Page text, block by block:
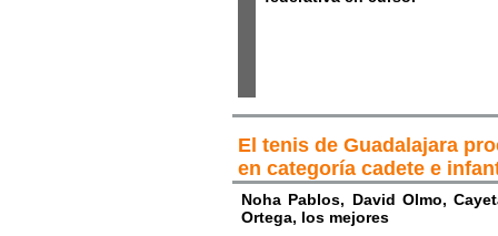
El tenis de Guadalajara
en categoría cadete e
Noha Pablos, David Olmo,
Ortega, los mejores